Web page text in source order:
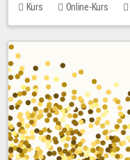
Kurs Online-Kurs